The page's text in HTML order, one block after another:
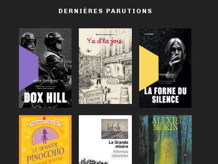
DERNIÈRES PARUTIONS